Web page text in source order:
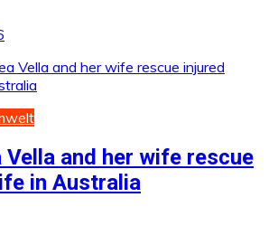
Vella and her wife rescue
in Australia